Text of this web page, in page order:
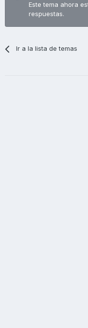
Este tema ahora
respuestas.
Ir a la lista de temas